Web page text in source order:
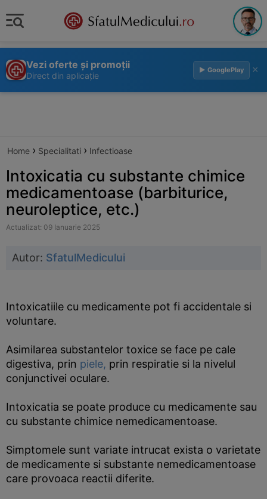
Vezi oferte și promoții
Direct din aplicație
▶ GooglePlay ×
Home › Specialitati › Infectioase
Intoxicatia cu substante chimice
medicamentoase (barbiturice,
neuroleptice, etc.)
Actualizat: 09 Ianuarie 2025
Autor: SfatulMedicului
Intoxicatiile cu medicamente pot fi accidentale si
voluntare.
Asimilarea substantelor toxice se face pe cale
digestiva, prin piele, prin respiratie si la nivelul
conjunctivei oculare.
Intoxicatia se poate produce cu medicamente sau
cu substante chimice nemedicamentoase.
Simptomele sunt variate intrucat exista o varietate
de medicamente si substante nemedicamentoase
care provoaca reactii diferite.